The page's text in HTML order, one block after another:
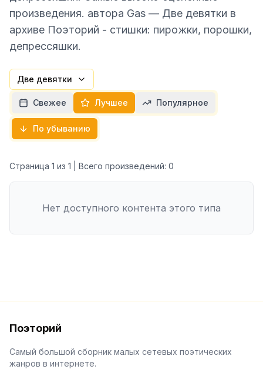
произведения. автора Gas — Две девятки в
архиве Поэторий - стишки: пирожки, порошки,
депрессяшки.
Две девятки
Свежее Лучшее Популярное
По убыванию
Страница 1 из 1 | Всего произведений: 0
Нет доступного контента этого типа
Поэторий
Самый большой сборник малых сетевых поэтических
жанров в интернете.